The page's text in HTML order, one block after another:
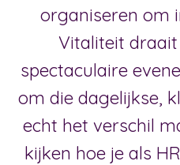
organiseren om
Vitaliteit
spectaculaire
om die dagelijkse,
echt het verschil
kijken hoe je als